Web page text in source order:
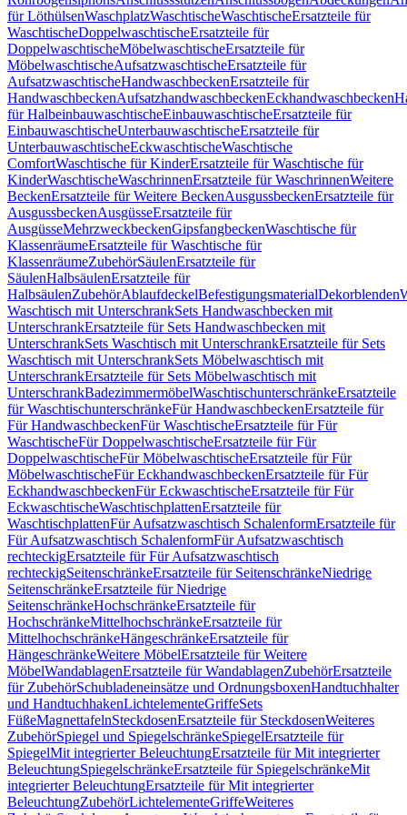
für LöthülsenWaschplatzWaschtischeWaschtischeErsatzteile für
WaschtischeDoppelwaschtischeErsatzteile für
DoppelwaschtischeMöbelwaschtischeErsatzteile für
MöbelwaschtischeAufsatzwaschtischeErsatzteile für
AufsatzwaschtischeHandwaschbeckenErsatzteile für
HandwaschbeckenAufsatzhandwaschbeckenEckhandwaschbecken
für HalbeinbauwaschtischeEinbauwaschtischeErsatzteile für
EinbauwaschtischeUnterbauwaschtischeErsatzteile für
UnterbauwaschtischeEckwaschtischeWaschtische
ComfortWaschtische für KinderErsatzteile für Waschtische für
KinderWaschtischeWaschrinnenErsatzteile für WaschrinnenWeitere
BeckenErsatzteile für Weitere BeckenAusgussbeckenErsatzteile für
AusgussbeckenAusgüsseErsatzteile für
AusgüsseMehrzweckbeckenGipsfangbeckenWaschtische für
KlassenräumeErsatzteile für Waschtische für
KlassenräumeZubehörSäulenErsatzteile für
SäulenHalbsäulenErsatzteile für
HalbsäulenZubehörAblaufdeckelBefestigungsmaterialDekorblenden
Waschtisch mit UnterschrankSets Handwaschbecken mit
UnterschrankErsatzteile für Sets Handwaschbecken mit
UnterschrankSets Waschtisch mit UnterschrankErsatzteile für Sets
Waschtisch mit UnterschrankSets Möbelwaschtisch mit
UnterschrankErsatzteile für Sets Möbelwaschtisch mit
UnterschrankBadezimmermöbelWaschtischunterschränkeErsatzteile
für WaschtischunterschränkeFür HandwaschbeckenErsatzteile für
Für HandwaschbeckenFür WaschtischeErsatzteile für Für
WaschtischeFür DoppelwaschtischeErsatzteile für Für
DoppelwaschtischeFür MöbelwaschtischeErsatzteile für Für
MöbelwaschtischeFür EckhandwaschbeckenErsatzteile für Für
EckhandwaschbeckenFür EckwaschtischeErsatzteile für Für
EckwaschtischeWaschtischplattenErsatzteile für
WaschtischplattenFür Aufsatzwaschtisch SchalenformErsatzteile für
Für Aufsatzwaschtisch SchalenformFür Aufsatzwaschtisch
rechteckigErsatzteile für Für Aufsatzwaschtisch
rechteckigSeitenschränkeErsatzteile für SeitenschränkeNiedrige
SeitenschränkeErsatzteile für Niedrige
SeitenschränkeHochschränkeErsatzteile für
HochschränkeMittelhochschränkeErsatzteile für
MittelhochschränkeHängeschränkeErsatzteile für
HängeschränkeWeitere MöbelErsatzteile für Weitere
MöbelWandablagenErsatzteile für WandablagenZubehörErsatzteile
für ZubehörSchubladeneinsätze und OrdnungsboxenHandtuchhalter
und HandtuchhakenLichtelementeGriffeSets
FüßeMagnettafelnSteckdosenErsatzteile für SteckdosenWeiteres
ZubehörSpiegel und SpiegelschränkeSpiegelErsatzteile für
SpiegelMit integrierter BeleuchtungErsatzteile für Mit integrierter
BeleuchtungSpiegelschränkeErsatzteile für SpiegelschränkeMit
integrierter BeleuchtungErsatzteile für Mit integrierter
BeleuchtungZubehörLichtelementeGriffeWeiteres